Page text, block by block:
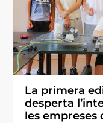
La primera
desperta
les